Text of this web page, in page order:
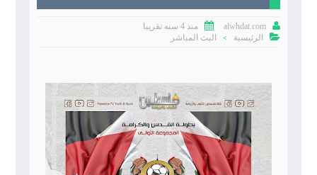

alwhdat.com

منذ 4 سنه تقريبا

الرئيسية > البث المباشر